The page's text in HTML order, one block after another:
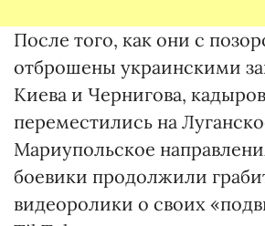
После того, как они с
отброшены украинскими
Киева и Чернигова,
переместились на
Мариупольское
боевики продолжили
видеоролики о своих